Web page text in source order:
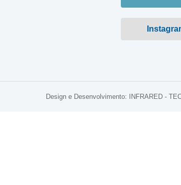
Design e Desenvolvimento: INFRARED -